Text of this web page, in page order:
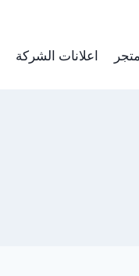
اعلانات الشركة